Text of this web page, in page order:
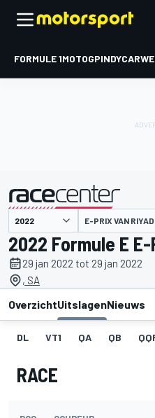
FORMULE 1MOTOGPINDYCAR
gepresenteerd door E-PRIX VAN RIYAD
2022 Formule E
29 jan 2022 tot 29 jan 2022
, SA
OverzichtUitslagenNieuws
DL VT1 QA QB
RACE